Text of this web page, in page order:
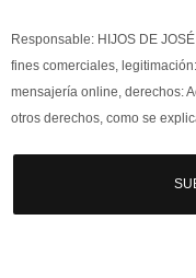
Responsable: HIJOS DE
fines comerciales,
mensajería online, derechos:
otros derechos, como se